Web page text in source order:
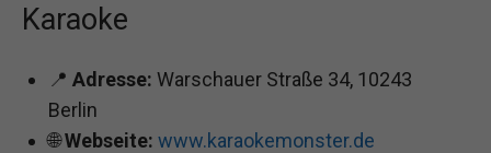
Karaoke
📍 Adresse: Warschauer Straße 34, 10243
Berlin
🌐Webseite: www.karaokemonster.de